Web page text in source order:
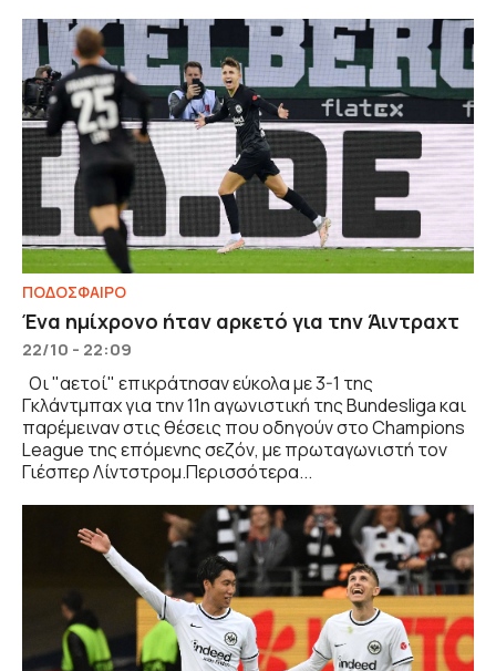
ΠΟΔΟΣΦΑΙΡΟ
Ένα ημίχρονο ήταν αρκετό για την Άιντραχτ
22/10 - 22:09
Οι "αετοί" επικράτησαν εύκολα με 3-1 της
Γκλάντμπαχ για την 11η αγωνιστική της Bundesliga και
παρέμειναν στις θέσεις που οδηγούν στο Champions
League της επόμενης σεζόν, με πρωταγωνιστή τον
Γιέσπερ Λίντστρομ.Περισσότερα...